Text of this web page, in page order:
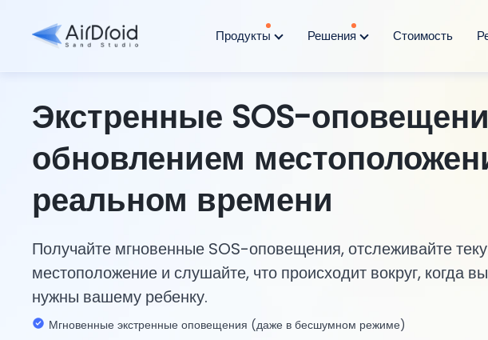
Продукты Решения Стоимость
Экстренные SOS-
обновлением
реальном времени
Получайте мгновенные SOS-оповещения, отслеживайте
местоположение и слушайте, что происходит вокруг, когда вы
нужны вашему ребенку.
Мгновенные экстренные оповещения (даже в бесшумном режиме)